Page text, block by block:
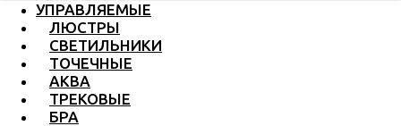
УПРАВЛЯЕМЫЕ
ЛЮСТРЫ
СВЕТИЛЬНИКИ
ТОЧЕЧНЫЕ
АКВА
ТРЕКОВЫЕ
БРА